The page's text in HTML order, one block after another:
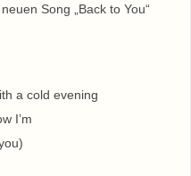
Song „Back to You“
a cold evening
I’m